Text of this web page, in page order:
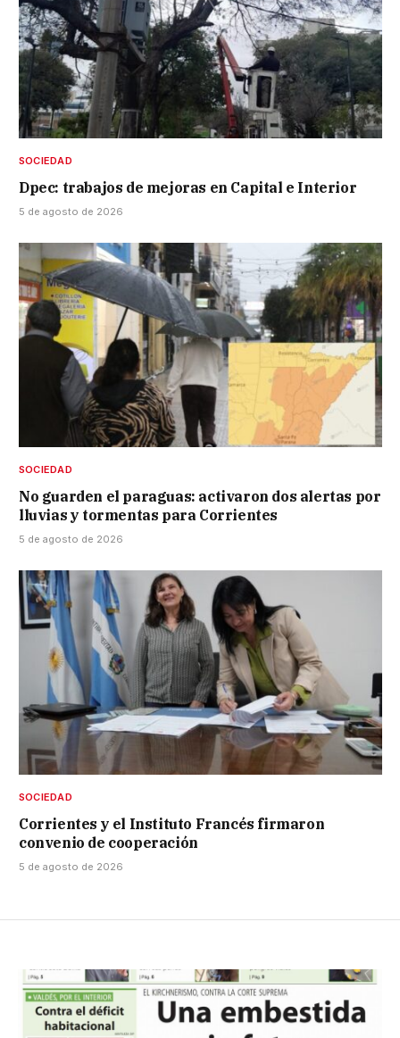
SOCIEDAD
Dpec: trabajos de mejoras en Capital e Interior
5 de agosto de 2026
SOCIEDAD
No guarden el paraguas: activaron dos alertas por
lluvias y tormentas para Corrientes
5 de agosto de 2026
SOCIEDAD
Corrientes y el Instituto Francés firmaron
convenio de cooperación
5 de agosto de 2026